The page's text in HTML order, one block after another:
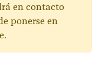
en contacto
ponerse en